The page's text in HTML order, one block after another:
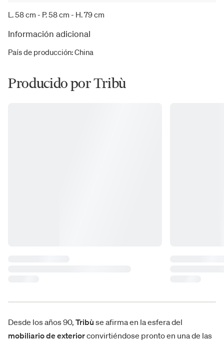
L. 58 cm - P. 58 cm - H. 79 cm
Información adicional
País de producción:China
Producido por Tribù
Desde los años 90, Tribù se afirma en la esfera del
mobiliario de exteriorconvirtiéndose pronto en una de las